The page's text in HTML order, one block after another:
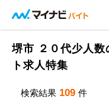
堺市 ２０代少人
ト求人特集
検索結果 109 件